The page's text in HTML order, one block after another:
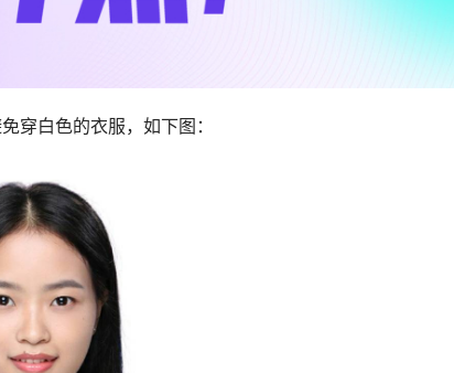
穿白色的衣服，如下图：